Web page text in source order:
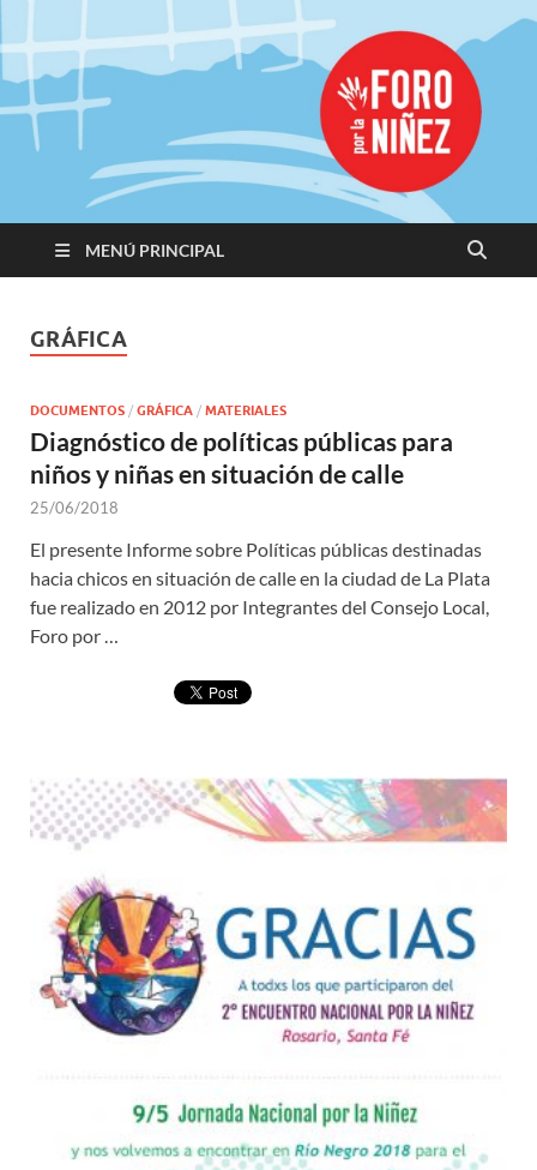
Promoviendo
Derechos,
Construimos
Igualdad
MENÚ PRINCIPAL
GRÁFICA
DOCUMENTOS / GRÁFICA / MATERIALES
Diagnóstico de políticas públicas para
niños y niñas en situación de calle
25/06/2018
El presente Informe sobre Políticas públicas destinadas
hacia chicos en situación de calle en la ciudad de La Plata
fue realizado en 2012 por Integrantes del Consejo Local,
Foro por …